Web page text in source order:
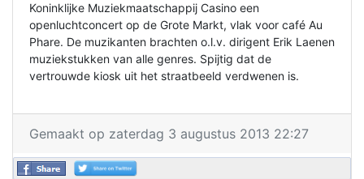
Koninklijke Muziekmaatschappij Casino een
openluchtconcert op de Grote Markt, vlak voor café Au
Phare. De muzikanten brachten o.l.v. dirigent Erik Laenen
muziekstukken van alle genres. Spijtig dat de
vertrouwde kiosk uit het straatbeeld verdwenen is.
Gemaakt op zaterdag 3 augustus 2013 22:27